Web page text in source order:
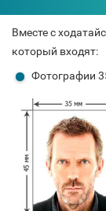
Вместе с
который входят:
Фотографии